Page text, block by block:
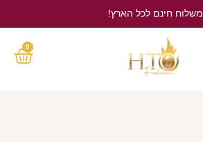
משלוח חינם לכל הארץ!
0